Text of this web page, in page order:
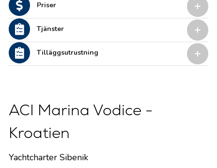
Priser
Tjänster
Tilläggsutrustning
ACI Marina Vodice -
Kroatien
Yachtcharter Sibenik